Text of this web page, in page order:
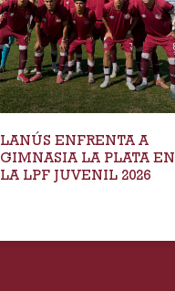
LANÚS ENFRENTA A
GIMNASIA LA PLATA EN
LA LPF JUVENIL 2026